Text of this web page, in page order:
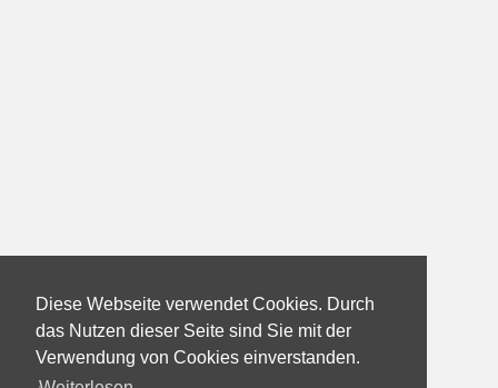
Diese Webseite verwendet Cookies. Durch
das Nutzen dieser Seite sind Sie mit der
Verwendung von Cookies einverstanden.